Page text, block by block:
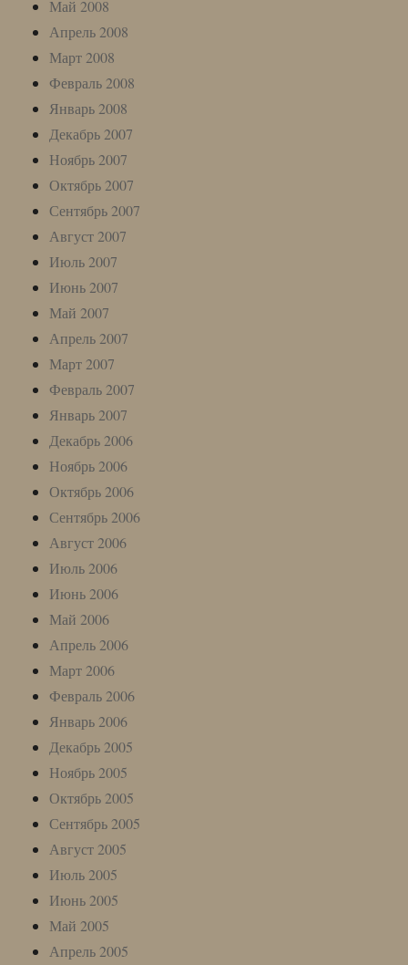
Май 2008
Апрель 2008
Март 2008
Февраль 2008
Январь 2008
Декабрь 2007
Ноябрь 2007
Октябрь 2007
Сентябрь 2007
Август 2007
Июль 2007
Июнь 2007
Май 2007
Апрель 2007
Март 2007
Февраль 2007
Январь 2007
Декабрь 2006
Ноябрь 2006
Октябрь 2006
Сентябрь 2006
Август 2006
Июль 2006
Июнь 2006
Май 2006
Апрель 2006
Март 2006
Февраль 2006
Январь 2006
Декабрь 2005
Ноябрь 2005
Октябрь 2005
Сентябрь 2005
Август 2005
Июль 2005
Июнь 2005
Май 2005
Апрель 2005